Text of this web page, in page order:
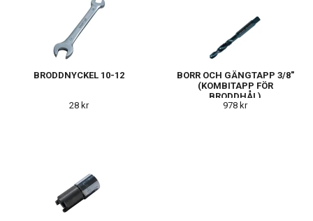
BRODDNYCKEL 10-12
28 kr
BORR OCH GÄNGTAPP 3/8"
(KOMBITAPP FÖR
BRODDHÅL)
978 kr